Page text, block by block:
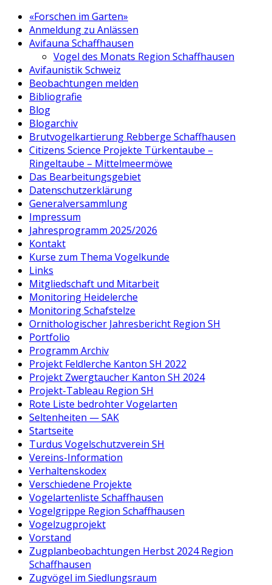
«Forschen im Garten»
Anmeldung zu Anlässen
Avifauna Schaffhausen
Vogel des Monats Region Schaffhausen
Avifaunistik Schweiz
Beobachtungen melden
Bibliografie
Blog
Blogarchiv
Brutvogelkartierung Rebberge Schaffhausen
Citizens Science Projekte Türkentaube –
Ringeltaube – Mittelmeermöwe
Das Bearbeitungsgebiet
Datenschutzerklärung
Generalversammlung
Impressum
Jahresprogramm 2025/2026
Kontakt
Kurse zum Thema Vogelkunde
Links
Mitgliedschaft und Mitarbeit
Monitoring Heidelerche
Monitoring Schafstelze
Ornithologischer Jahresbericht Region SH
Portfolio
Programm Archiv
Projekt Feldlerche Kanton SH 2022
Projekt Zwergtaucher Kanton SH 2024
Projekt-Tableau Region SH
Rote Liste bedrohter Vogelarten
Seltenheiten — SAK
Startseite
Turdus Vogelschutzverein SH
Vereins-Information
Verhaltenskodex
Verschiedene Projekte
Vogelartenliste Schaffhausen
Vogelgrippe Region Schaffhausen
Vogelzugprojekt
Vorstand
Zugplanbeobachtungen Herbst 2024 Region
Schaffhausen
Zugvögel im Siedlungsraum